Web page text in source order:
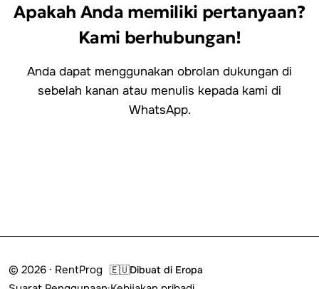
Apakah Anda memiliki pertanyaan?
Kami berhubungan!
Anda dapat menggunakan obrolan dukungan di
sebelah kanan atau menulis kepada kami di
WhatsApp.
© 2026 · RentProg 🇪🇺Dibuat di Eropa